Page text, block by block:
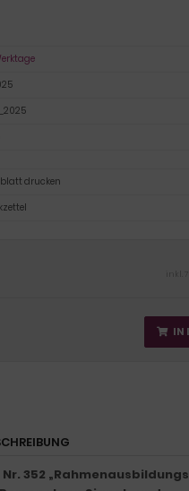
inkl.
IN
drucken
352